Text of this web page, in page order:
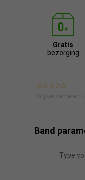
Gratis
bezorging
Wij verzamelen
Band
Type